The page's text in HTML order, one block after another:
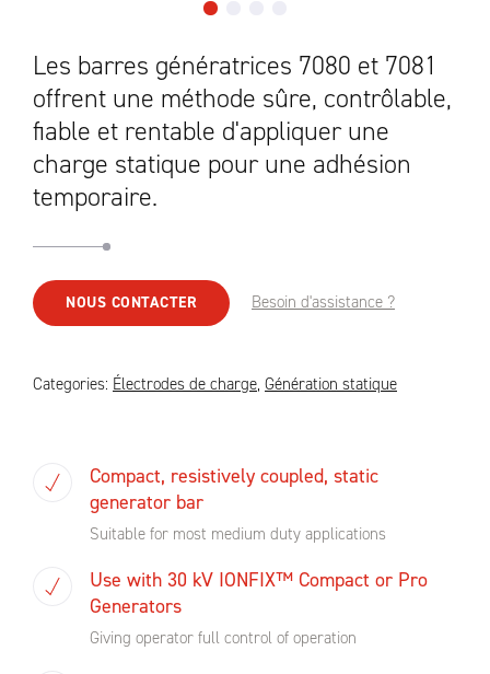
Les barres génératrices 7080 et 7081
offrent une méthode sûre, contrôlable,
fiable et rentable d'appliquer une
charge statique pour une adhésion
temporaire.
NOUS CONTACTER Besoin d'assistance ?
Categories: Électrodes de charge, Génération statique
Compact, resistively coupled, static
generator bar
Suitable for most medium duty applications
Use with 30 kV IONFIX™ Compact or Pro
Generators
Giving operator full control of operation